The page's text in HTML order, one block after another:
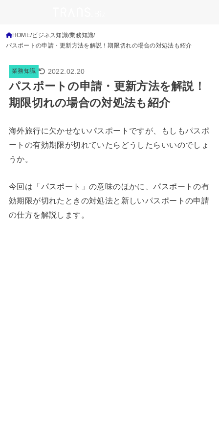
HOME ビジネス知識 業務知識
パスポートの申請・更新方法を解説！期限切れの場合の対処法も紹介
業務知識 2022.02.20
パスポートの申請・更新方法を解説！
期限切れの場合の対処法も紹介
海外旅行に欠かせないパスポートですが、もしもパスポ
ートの有効期限が切れていたらどうしたらいいのでしょ
うか。
今回は「パスポート」の意味のほかに、パスポートの有
効期限が切れたときの対処法と新しいパスポートの申請
の仕方を解説します。